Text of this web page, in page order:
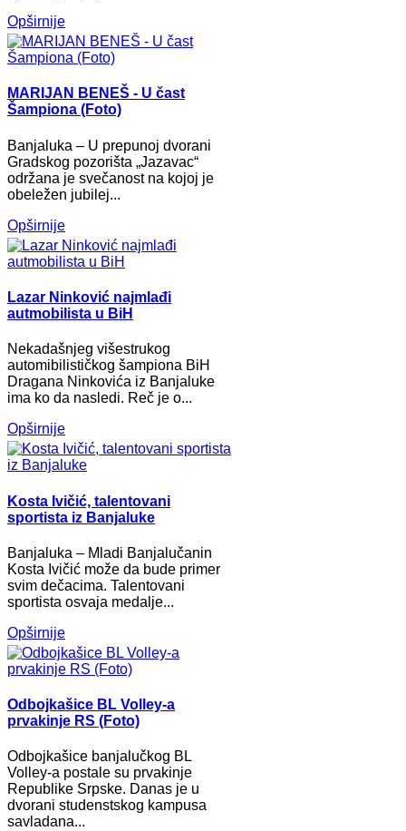
Opširnije
MARIJAN BENEŠ - U čast
Šampiona (Foto)
Banjaluka – U prepunoj dvorani
Gradskog pozorišta „Jazavac“
održana je svečanost na kojoj je
obeležen jubilej...
Opširnije
Lazar Ninković najmlađi
autmobilista u BiH
Nekadašnjeg višestrukog
automibilističkog šampiona BiH
Dragana Ninkovića iz Banjaluke
ima ko da nasledi. Reč je o...
Opširnije
Kosta Ivičić, talentovani
sportista iz Banjaluke
Banjaluka – Mladi Banjalučanin
Kosta Ivičić može da bude primer
svim dečacima. Talentovani
sportista osvaja medalje...
Opširnije
Odbojkašice BL Volley-a
prvakinje RS (Foto)
Odbojkašice banjalučkog BL
Volley-a postale su prvakinje
Republike Srpske. Danas je u
dvorani studenstskog kampusa
savladana...